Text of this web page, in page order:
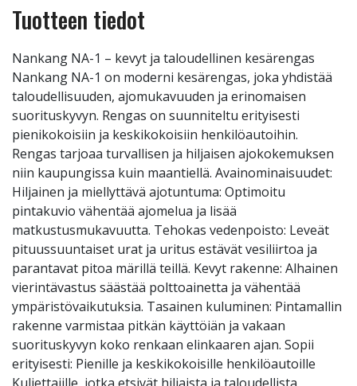
Tuotteen tiedot
Nankang NA-1 – kevyt ja taloudellinen kesärengas
Nankang NA-1 on moderni kesärengas, joka yhdistää
taloudellisuuden, ajomukavuuden ja erinomaisen
suorituskyvyn. Rengas on suunniteltu erityisesti
pienikokoisiin ja keskikokoisiin henkilöautoihin.
Rengas tarjoaa turvallisen ja hiljaisen ajokokemuksen
niin kaupungissa kuin maantiellä. Avainominaisuudet:
Hiljainen ja miellyttävä ajotuntuma: Optimoitu
pintakuvio vähentää ajomelua ja lisää
matkustusmukavuutta. Tehokas vedenpoisto: Leveät
pituussuuntaiset urat ja uritus estävät vesiliirtoa ja
parantavat pitoa märillä teillä. Kevyt rakenne: Alhainen
vierintävastus säästää polttoainetta ja vähentää
ympäristövaikutuksia. Tasainen kuluminen: Pintamallin
rakenne varmistaa pitkän käyttöiän ja vakaan
suorituskyvyn koko renkaan elinkaaren ajan. Sopii
erityisesti: Pienille ja keskikokoisille henkilöautoille